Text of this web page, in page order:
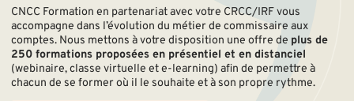
CNCC Formation en partenariat avec votre CRCC/IRF vous
accompagne dans l’évolution du métier de commissaire aux
comptes. Nous mettons à votre disposition une offre de plus de
250 formations proposées en présentiel et en distanciel
(webinaire, classe virtuelle et e-learning) afin de permettre à
chacun de se former où il le souhaite et à son propre rythme.